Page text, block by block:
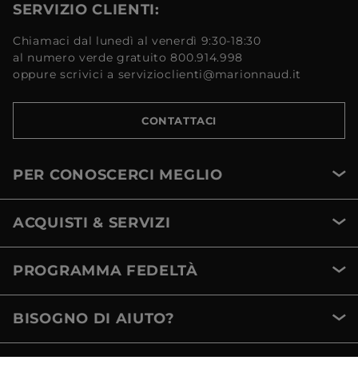
SERVIZIO CLIENTI:
Chiamaci dal lunedì al venerdì 9:30-18:30
al numero verde gratuito 800.914.998
oppure scrivici a servizioclienti@marionnaud.it
CONTATTACI
PER CONOSCERCI MEGLIO
ACQUISTI & SERVIZI
PROGRAMMA FEDELTÀ
BISOGNO DI AIUTO?